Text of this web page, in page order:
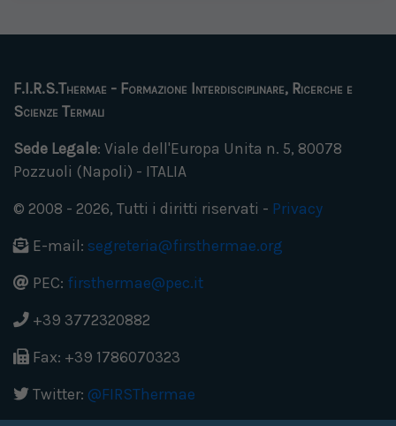
F.I.R.S.Thermae - Formazione Interdisciplinare, Ricerche e
Scienze Termali
Sede Legale: Viale dell'Europa Unita n. 5, 80078
Pozzuoli (Napoli) - ITALIA
© 2008 - 2026, Tutti i diritti riservati - Privacy
E-mail: segreteria@firsthermae.org
PEC: firsthermae@pec.it
+39 3772320882
Fax: +39 1786070323
Twitter: @FIRSThermae